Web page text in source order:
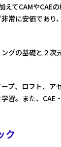
えてCAMやCAE
常に安価であり
グの基礎と２次
プ、ロフト、ア
習。また、CAE
ク